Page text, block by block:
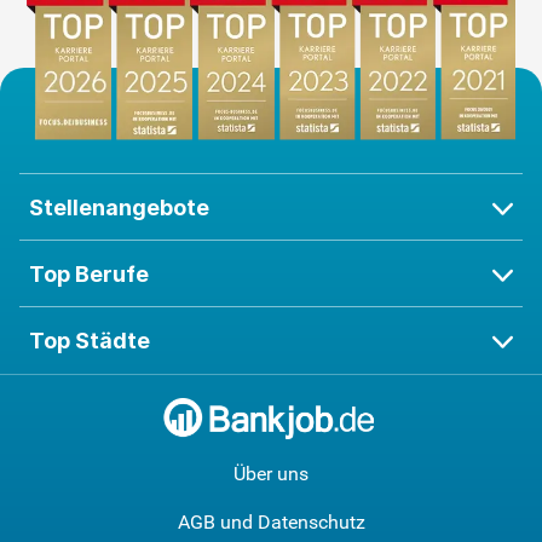
Stellenangebote
Top Berufe
Top Städte
Über uns
AGB und Datenschutz